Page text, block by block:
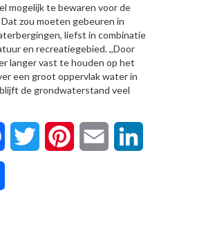
mogelijk te bewaren voor de
zou moeten gebeuren in
liefst in combinatie
en recreatiegebied. ,,Door
langer vast te houden op het
een groot oppervlak water in
de grondwaterstand veel
FacebookTwitter Pinterest Email